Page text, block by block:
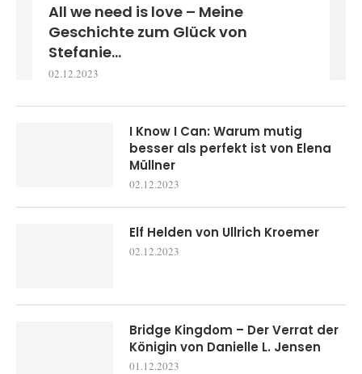
All we need is love – Meine
Geschichte zum Glück von
Stefanie...
02.12.2023
I Know I Can: Warum mutig
besser als perfekt ist von Elena
Müllner
02.12.2023
Elf Helden von Ullrich Kroemer
02.12.2023
Bridge Kingdom – Der Verrat der
Königin von Danielle L. Jensen
01.12.2023